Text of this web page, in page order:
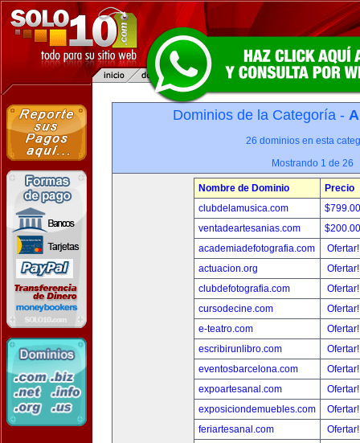
Dominios de la Categoría -
26 dominios en esta
Mostrando 1 de 26
Nombre de Dominio
Precio
clubdelamusica.com
ventadeartesanias.com
academiadefotografia.com
actuacion.org
clubdefotografia.com
cursodecine.com
e-teatro.com
escribirunlibro.com
eventosbarcelona.com
expoartesanal.com
exposiciondemuebles.com
feriartesanal.com